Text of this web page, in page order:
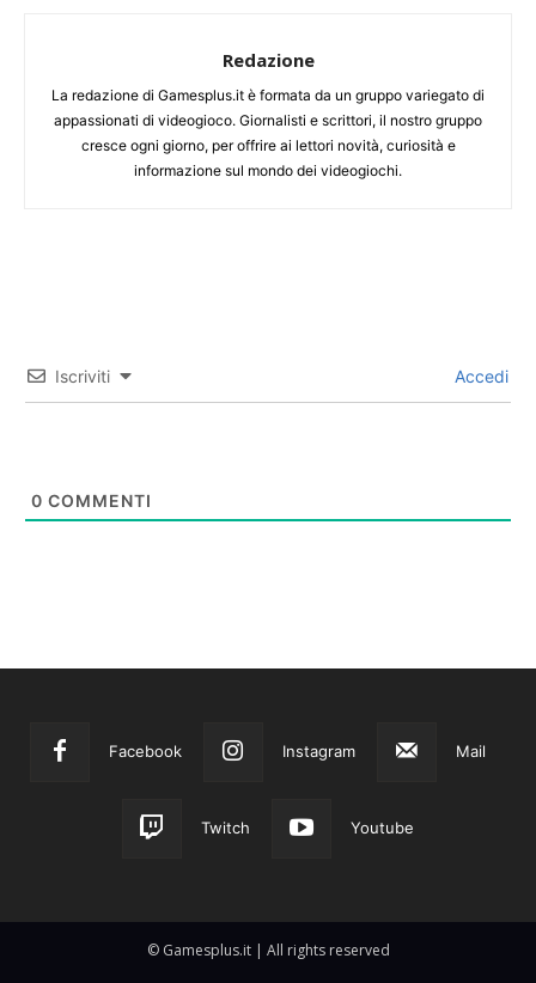
Redazione
La redazione di Gamesplus.it è formata da un gruppo variegato di
appassionati di videogioco. Giornalisti e scrittori, il nostro gruppo
cresce ogni giorno, per offrire ai lettori novità, curiosità e
informazione sul mondo dei videogiochi.
Iscriviti Accedi
0 COMMENTI
Facebook Instagram Mail
Twitch Youtube
© Gamesplus.it | All rights reserved